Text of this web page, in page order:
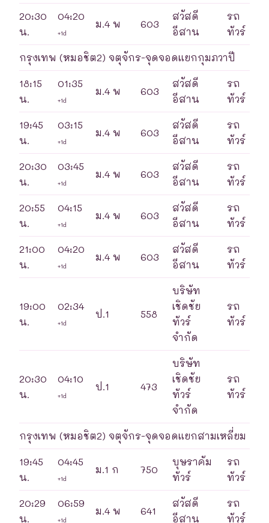
20:30
น.
04:20
+1d
ม.4 พ 603
สวัสดี
อีสาน
รถ
ทัวร์
กรุงเทพ (หมอชิต2) จตุจักร-จุดจอดแยกกุมภวาปี
18:15
น.
01:35
+1d
ม.4 พ 603
สวัสดี
อีสาน
รถ
ทัวร์
19:45
น.
03:15
+1d
ม.4 พ 603
สวัสดี
อีสาน
รถ
ทัวร์
20:30
น.
03:45
+1d
ม.4 พ 603
สวัสดี
อีสาน
รถ
ทัวร์
20:55
น.
04:15
+1d
ม.4 พ 603
สวัสดี
อีสาน
รถ
ทัวร์
21:00
น.
04:20
+1d
ม.4 พ 603
สวัสดี
อีสาน
รถ
ทัวร์
19:00
น.
02:34
+1d
ป.1 558
บริษัท
เชิดชัย
ทัวร์
จำกัด
รถ
ทัวร์
20:30
น.
04:10
+1d
ป.1 473
บริษัท
เชิดชัย
ทัวร์
จำกัด
รถ
ทัวร์
กรุงเทพ (หมอชิต2) จตุจักร-จุดจอดแยกสามเหลี่ยม
19:45
น.
04:45
+1d
ม.1 ก 750
บุษราคัม
ทัวร์
รถ
ทัวร์
20:29
น.
06:59
+1d
ม.4 พ 641
สวัสดี
อีสาน
รถ
ทัวร์